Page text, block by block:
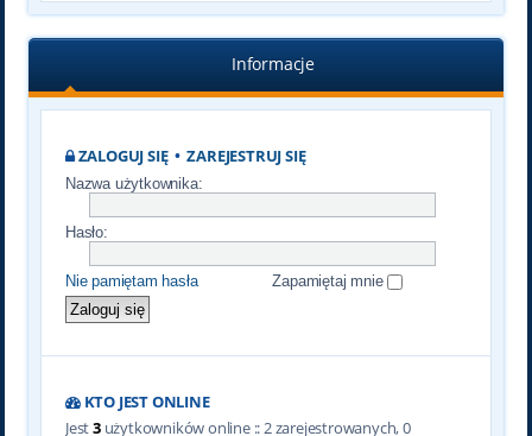
Informacje
ZALOGUJ SIĘ•ZAREJESTRUJ SIĘ
Nazwa użytkownika:
Hasło:
Nie pamiętam hasła Zapamiętaj mnie
KTO JEST ONLINE
Jest3użytkowników online :: 2 zarejestrowanych, 0